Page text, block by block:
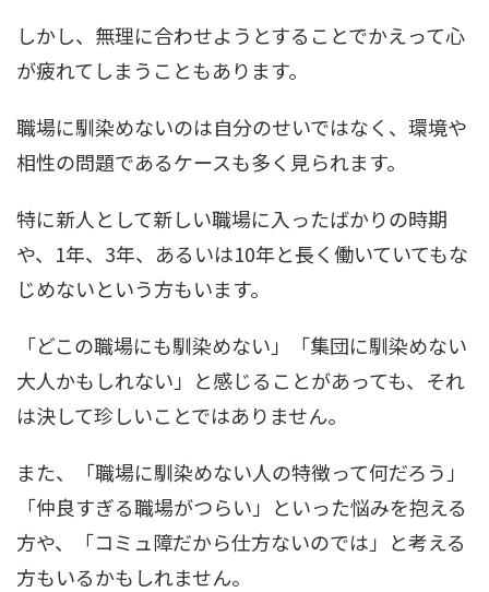
しかし、無理に合わせようとすることでかえって心
が疲れてしまうこともあります。
職場に馴染めないのは自分のせいではなく、環境や
相性の問題であるケースも多く見られます。
特に新人として新しい職場に入ったばかりの時期
や、1年、3年、あるいは10年と長く働いていてもな
じめないという方もいます。
「どこの職場にも馴染めない」「集団に馴染めない
大人かもしれない」と感じることがあっても、それ
は決して珍しいことではありません。
また、「職場に馴染めない人の特徴って何だろう」
「仲良すぎる職場がつらい」といった悩みを抱える
方や、「コミュ障だから仕方ないのでは」と考える
方もいるかもしれません。